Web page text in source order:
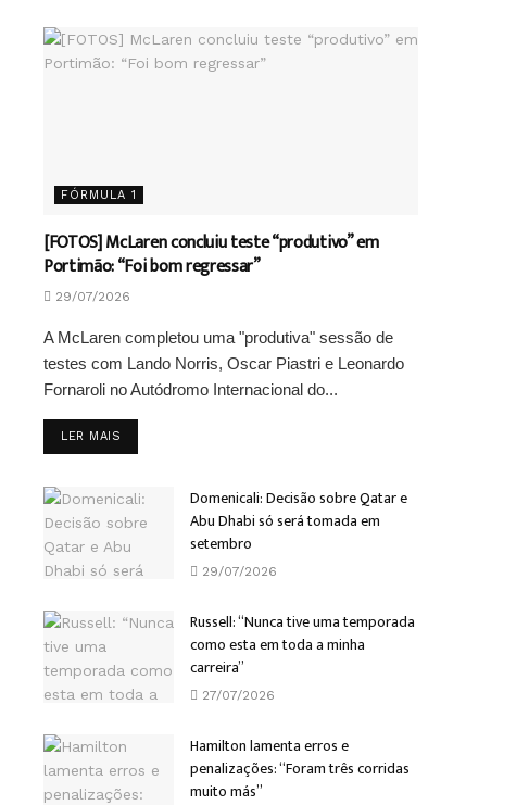
FÓRMULA 1
[FOTOS] McLaren concluiu teste “produtivo” em
Portimão: “Foi bom regressar”
29/07/2026
A McLaren completou uma "produtiva" sessão de
testes com Lando Norris, Oscar Piastri e Leonardo
Fornaroli no Autódromo Internacional do...
LER MAIS
Domenicali: Decisão sobre Qatar e
Abu Dhabi só será tomada em
setembro
29/07/2026
Russell: “Nunca tive uma temporada
como esta em toda a minha
carreira”
27/07/2026
Hamilton lamenta erros e
penalizações: “Foram três corridas
muito más”